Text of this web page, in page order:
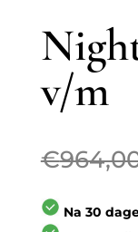
v/m
€
Na 30